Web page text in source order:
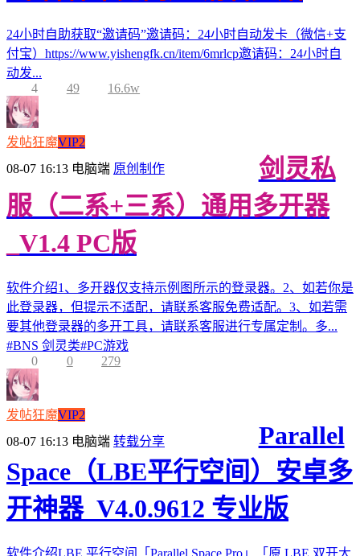
24小时自助获取“邀请码”邀请码：24小时自动发卡（微信+支
付宝）https://www.yishengfk.cn/item/6mrlcp邀请码：24小时自
动发...
4
49 16.6w
发帖狂魔VIP2
08-07 16:13 电脑端 原创制作
剑灵私
服（二系+三系）通用多开器
_V1.4 PC版
软件介绍1、多开器仅支持示例图所示的登录器。2、如若你是
此登录器，但提示不适配，请联系客服免费适配。3、如若需
要其他登录器的多开工具，请联系客服进行专属定制。多...
#BNS 剑灵类#PC游戏
0
0 279
发帖狂魔VIP2
08-07 16:13 电脑端 转载分享
Parallel
Space（LBE平行空间）安卓多
开神器_V4.0.9612 专业版
软件介绍LBE 平行空间「Parallel Space Pro」「原 LBE 双开大